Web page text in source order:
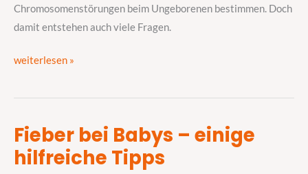
Chromosomenstörungen beim Ungeborenen bestimmen. Doch
damit entstehen auch viele Fragen.
weiterlesen »
Fieber bei Babys – einige
hilfreiche Tipps
Fieber
bei